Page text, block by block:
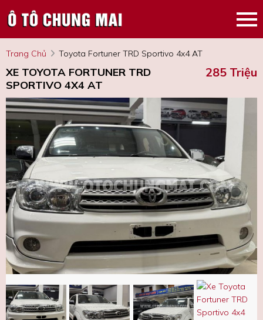
Trang Chủ Toyota Fortuner TRD Sportivo 4x4 AT
XE TOYOTA FORTUNER TRD
SPORTIVO 4X4 AT
285 Triệu